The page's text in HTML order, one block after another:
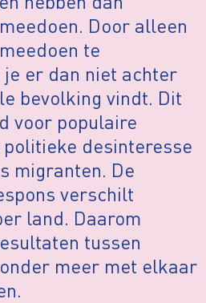
Door alleen
te
er dan niet achter
bevolking vindt. Dit
voor populaire
desinteresse
migranten. De
verschilt
land. Daarom
tussen
meer met elkaar